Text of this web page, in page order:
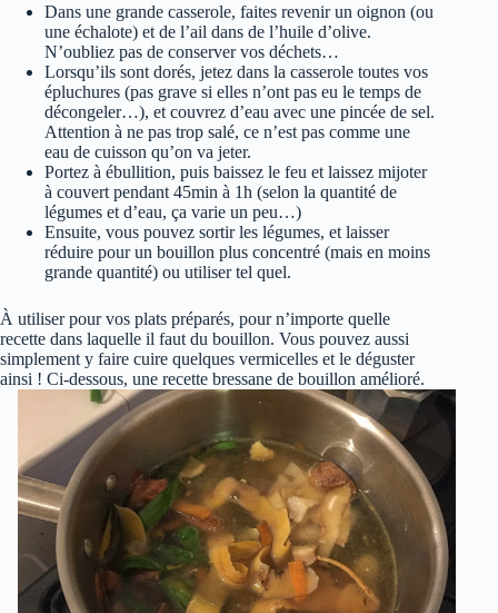
Dans une grande casserole, faites revenir un oignon (ou
une échalote) et de l’ail dans de l’huile d’olive.
N’oubliez pas de conserver vos déchets…
Lorsqu’ils sont dorés, jetez dans la casserole toutes vos
épluchures (pas grave si elles n’ont pas eu le temps de
décongeler…), et couvrez d’eau avec une pincée de sel.
Attention à ne pas trop salé, ce n’est pas comme une
eau de cuisson qu’on va jeter.
Portez à ébullition, puis baissez le feu et laissez mijoter
à couvert pendant 45min à 1h (selon la quantité de
légumes et d’eau, ça varie un peu…)
Ensuite, vous pouvez sortir les légumes, et laisser
réduire pour un bouillon plus concentré (mais en moins
grande quantité) ou utiliser tel quel.
À utiliser pour vos plats préparés, pour n’importe quelle
recette dans laquelle il faut du bouillon. Vous pouvez aussi
simplement y faire cuire quelques vermicelles et le déguster
ainsi ! Ci-dessous, une recette bressane de bouillon amélioré.